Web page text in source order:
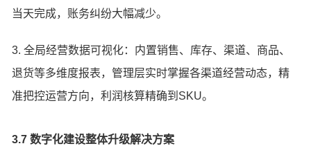
当天完成，账务纠纷大幅减少。
3. 全局经营数据可视化：内置销售、库存、渠道、商品、
退货等多维度报表，管理层实时掌握各渠道经营动态，精
准把控运营方向，利润核算精确到SKU。
3.7 数字化建设整体升级解决方案